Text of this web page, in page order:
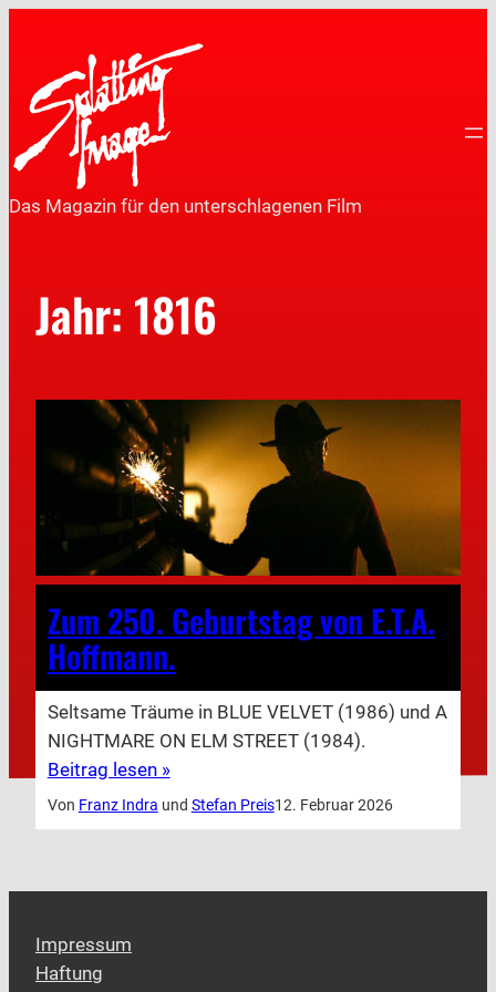
Das Magazin für den unterschlagenen Film
Jahr: 1816
Zum 250. Geburtstag von E.T.A.
Hoffmann.
Seltsame Träume in BLUE VELVET (1986) und A
NIGHTMARE ON ELM STREET (1984).
Beitrag lesen »
Von Franz Indra und Stefan Preis12. Februar 2026
Impressum
Haftung